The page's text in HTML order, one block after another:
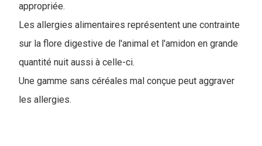
appropriée.
Les allergies alimentaires représentent une contrainte
sur la flore digestive de l'animal et l'amidon en grande
quantité nuit aussi à celle-ci.
Une gamme sans céréales mal conçue peut aggraver
les allergies.